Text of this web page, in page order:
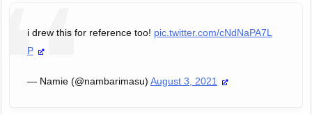
i drew this for reference too! pic.twitter.com/cNdNaPA7L
P
— Namie (@nambarimasu) August 3, 2021